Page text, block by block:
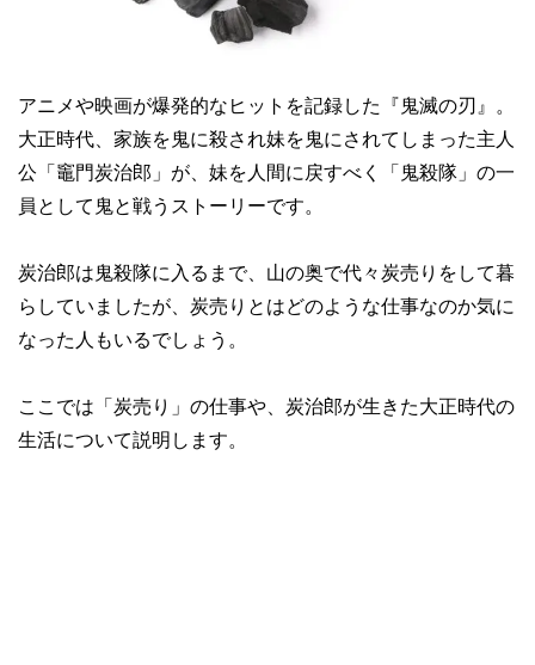
アニメや映画が爆発的なヒットを記録した『鬼滅の刃』。
大正時代、家族を鬼に殺され妹を鬼にされてしまった主人
公「竈門炭治郎」が、妹を人間に戻すべく「鬼殺隊」の一
員として鬼と戦うストーリーです。
炭治郎は鬼殺隊に入るまで、山の奥で代々炭売りをして暮
らしていましたが、炭売りとはどのような仕事なのか気に
なった人もいるでしょう。
ここでは「炭売り」の仕事や、炭治郎が生きた大正時代の
生活について説明します。